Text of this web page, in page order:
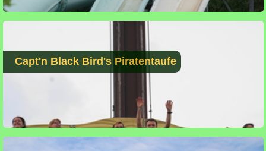
Capt'n Black Bird's Piratentaufe